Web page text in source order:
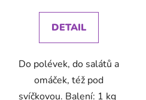
DETAIL
Do polévek, do salátů a
omáček, též pod
svíčkovou. Balení: 1 kg